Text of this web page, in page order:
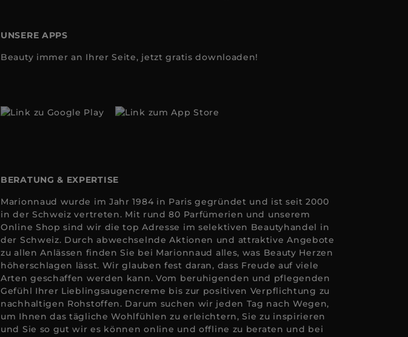
UNSERE APPS
Beauty immer an Ihrer Seite, jetzt gratis downloaden!
BERATUNG & EXPERTISE
Marionnaud wurde im Jahr 1984 in Paris gegründet und ist seit 2000
in der Schweiz vertreten. Mit rund 80 Parfümerien und unserem
Online Shop sind wir die top Adresse im selektiven Beautyhandel in
der Schweiz. Durch abwechselnde Aktionen und attraktive Angebote
zu allen Anlässen finden Sie bei Marionnaud alles, was Beauty Herzen
höherschlagen lässt. Wir glauben fest daran, dass Freude auf viele
Arten geschaffen werden kann. Vom beruhigenden und pflegenden
Gefühl Ihrer Lieblingsaugencreme bis zur positiven Verpflichtung zu
nachhaltigen Rohstoffen. Darum suchen wir jeden Tag nach Wegen,
um Ihnen das tägliche Wohlfühlen zu erleichtern, Sie zu inspirieren
und Sie so gut wir es können online und offline zu beraten und bei